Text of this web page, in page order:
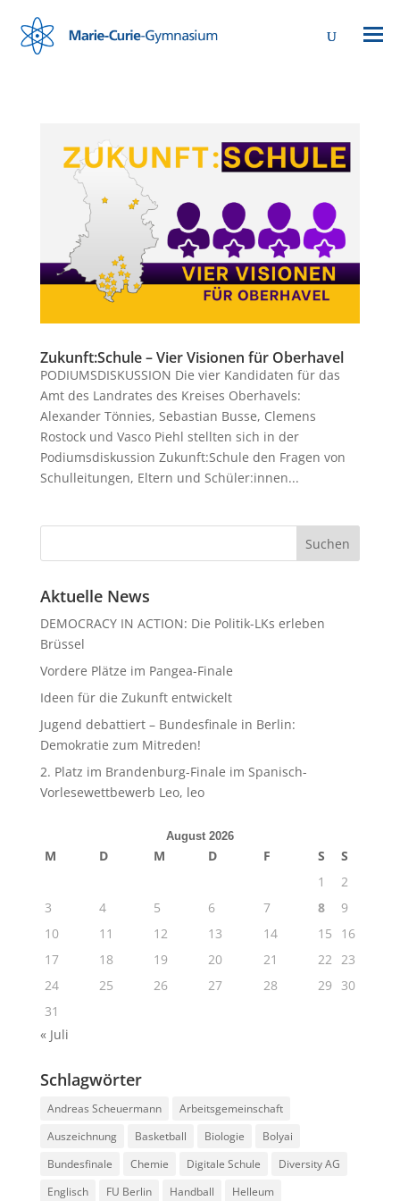
Zukunft:Schule – Vier Visionen für Oberhavel
PODIUMSDISKUSSION Die vier Kandidaten für das
Amt des Landrates des Kreises Oberhavels:
Alexander Tönnies, Sebastian Busse, Clemens
Rostock und Vasco Piehl stellten sich in der
Podiumsdiskussion Zukunft:Schule den Fragen von
Schulleitungen, Eltern und Schüler:innen...
Aktuelle News
DEMOCRACY IN ACTION: Die Politik-LKs erleben
Brüssel
Vordere Plätze im Pangea-Finale
Ideen für die Zukunft entwickelt
Jugend debattiert – Bundesfinale in Berlin:
Demokratie zum Mitreden!
2. Platz im Brandenburg-Finale im Spanisch-
Vorlesewettbewerb Leo, leo
August 2026
M D M D F S
S
1
2
3
4 5 6 7 8
9
10
11 12 13 14 15
16
17
18 19 20 21 22 23
24
25 26 27 28 29
30
31
« Juli
Schlagwörter
Andreas Scheuermann
Arbeitsgemeinschaft
Auszeichnung
Basketball Biologie
Bolyai
Bundesfinale
Chemie Digitale Schule
Diversity AG
Englisch
FU Berlin Handball Helleum